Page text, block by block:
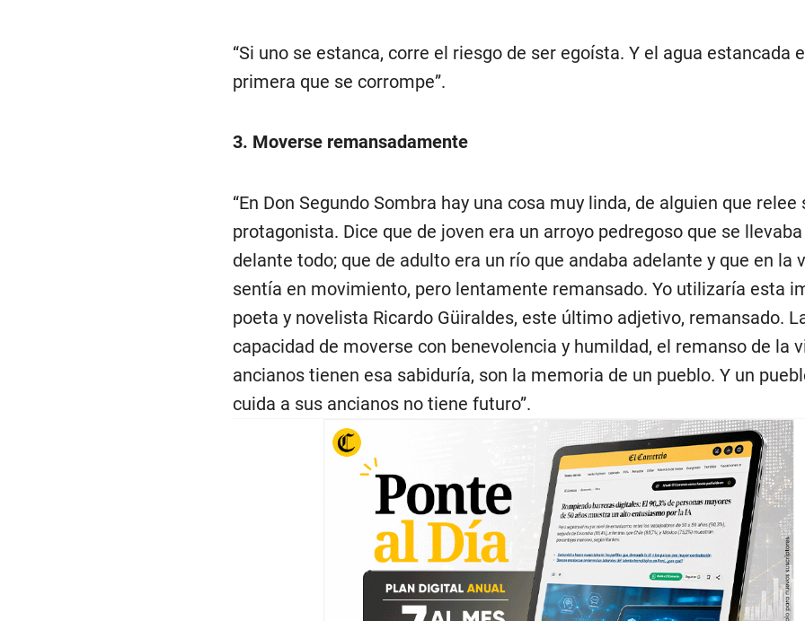
“Si uno se estanca, corre el riesgo de ser egoísta. Y el agua estancada
primera que se corrompe”.
3. Moverse remansadamente
“En Don Segundo Sombra hay una cosa muy linda, de alguien que relee
protagonista. Dice que de joven era un arroyo pedregoso que se
delante todo; que de adulto era un río que andaba adelante y que en la
sentía en movimiento, pero lentamente remansado. Yo utilizaría esta
poeta y novelista Ricardo Güiraldes, este último adjetivo, remansado.
capacidad de moverse con benevolencia y humildad, el remanso de la
ancianos tienen esa sabiduría, son la memoria de un pueblo. Y un
cuida a sus ancianos no tiene futuro”.